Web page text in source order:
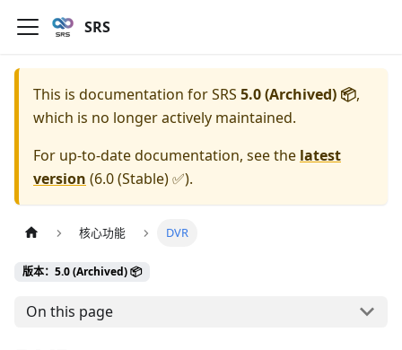
SRS
This is documentation forSRS 5.0 (Archived) 📦,
which is no longer actively maintained.
For up-to-date documentation, see the latest
version (6.0 (Stable) ✅).
核心功能 DVR
版本：5.0 (Archived) 📦
On this page